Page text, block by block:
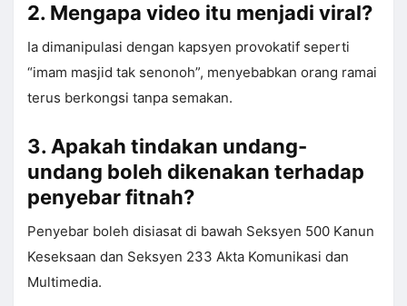
2. Mengapa video itu menjadi viral?
Ia dimanipulasi dengan kapsyen provokatif seperti
“imam masjid tak senonoh”, menyebabkan orang ramai
terus berkongsi tanpa semakan.
3. Apakah tindakan undang-
undang boleh dikenakan terhadap
penyebar fitnah?
Penyebar boleh disiasat di bawah Seksyen 500 Kanun
Keseksaan dan Seksyen 233 Akta Komunikasi dan
Multimedia.